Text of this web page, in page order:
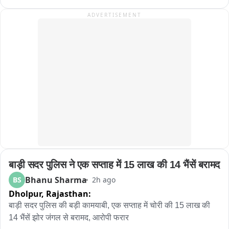
যমরাজ? যে কোনও মুহূর্তে তোমার বাড়িতে পৌঁছে যেতে পারি!” এরপরই শুরু হচ্ছে
নাটকীয় পদ্ধতিতে সচেতনতার বার্তা মানুষের কাছে পৌঁছে দিলে তার প্রভাব আরও
বেশি হতে পারে। পথ নিরাপত্তা সপ্তাহে সবং ও পিংলা পুলিশের এই উদ্যোগ যেন
হাসির আড়ালে একটি কঠিন বার্তাই দিয়ে গেল হেলমেট ও সিটবেল্ট এড়িয়ে চলা মানেই
নিজের জীবনকে ঝুঁкির মুখে ঠেলে দেওয়া। তাই রাস্তায় বেরোনোর আগে নিয়ম
মানুন, সতর্ক থাকুন এবং নিরাপদে বাড়ি ফিরুন。
बाहर संविदा कर्मी कर रहे विरोधADVERTISEMENT
बाड़ी सदर पुलिस ने एक सप्ताह में 15 लाख की 14 भैंसें बरामद
BS Bhanu Sharma 2h ago
Dholpur, Rajasthan:
बाड़ी सदर पुलिस की बड़ी कामयाबी, एक सप्ताह में चोरी की 15 लाख की
14 भैंसें झोर जंगल से बरामद, आरोपी फरार